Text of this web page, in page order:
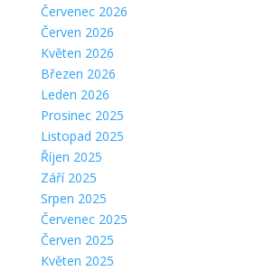
Červenec 2026
Červen 2026
Květen 2026
Březen 2026
Leden 2026
Prosinec 2025
Listopad 2025
Říjen 2025
Září 2025
Srpen 2025
Červenec 2025
Červen 2025
Květen 2025